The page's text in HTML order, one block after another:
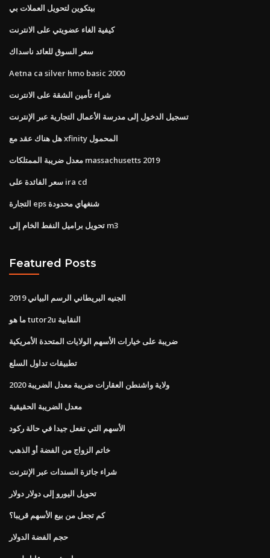
بيتكوين لتحويل العملات بي
كيفية الغاء عضويتي على الانترنت
سعر السوق للعائد ناسداك
Aetna ca silver hmo basic 2000
شراء تأمين الشقة على الانترنت
تسجيل الدخول إلى مدرسة الأعمال التجارية عبر الإنترنت
هل هناك عقد مع xfinity المحمول
معدل ضريبة الممتلكات massachusetts 2019
سعر الفائدة على ira cd
التجارة eps شنغهاي محدودة
تحويل براميل النفط الخام إلى m3
Featured Posts
الجنيه البريطاني الرسم البياني 2019
ما هو tutor2u النقابية
ضريبة على خيارات الأسهم الولايات المتحدة الأمريكية
تطبيقات تداول السلع
ولاية واشنطن العقارات ضريبة معدل الضريبة 2020
معدل الضريبة الحقيقية
الأسهم التي تفعل جيدا في حالة ركود
خاتم الزواج من الفضة أو الذهب
شراء جائزة السندات عبر الإنترنت
تحويل اليورو إلى دولار دولار
كم تجعل من بيع الأسهم قريبا؟
حجم الفضة الدولار